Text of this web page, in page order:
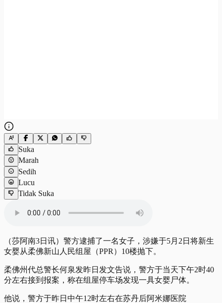
Suka
Marah
Sedih
Lucu
Tidak Suka
（莎阿南3日讯）警方逮捕了一名女子，涉嫌于5月2日将新生
女婴从柔佛新山人民组屋（PPR）10楼抛下。
柔佛州代总警长何泉发昨日发文告说，警方于当天下午2时40
分左右接到报案，称在组屋停车场发现一具女婴尸体。
他说，警方于昨日中午12时左右在苏丹后阿米娜医院